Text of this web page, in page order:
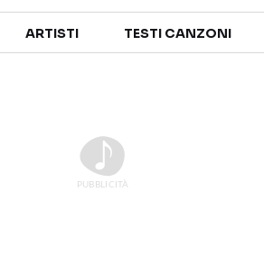
TALENT SHOW
ARTISTI TESTI CANZONI